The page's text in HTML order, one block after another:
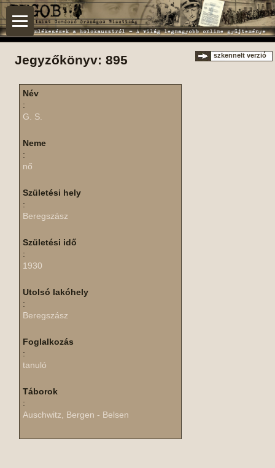
Jegyzőkönyv: 895 szkennelt verzió
Név
:
G. S.
Neme
:
nő
Születési hely
:
Beregszász
Születési idő
:
1930
Utolsó lakóhely
:
Beregszász
Foglalkozás
:
tanuló
Táborok
:
Auschwitz, Bergen - Belsen